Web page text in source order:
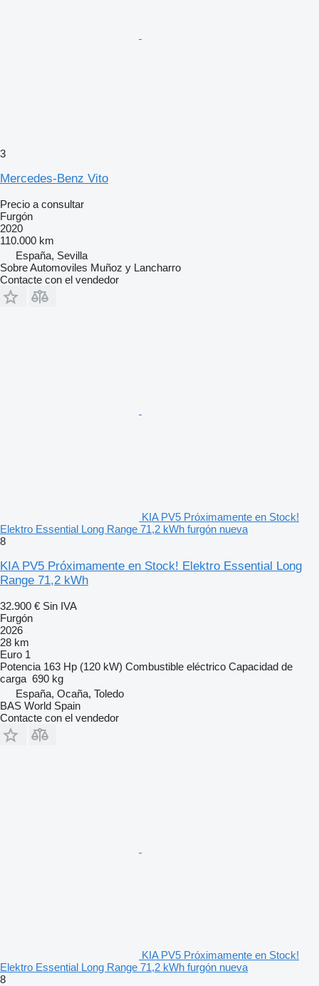
3
Mercedes-Benz Vito
Precio a consultar
Furgón
2020
110.000 km
España, Sevilla
Sobre Automoviles Muñoz y Lancharro
Contacte con el vendedor
KIA PV5 Próximamente en Stock!
Elektro Essential Long Range 71,2 kWh furgón nueva
8
KIA PV5 Próximamente en Stock! Elektro Essential Long
Range 71,2 kWh
32.900 € Sin IVA
Furgón
2026
28 km
Euro 1
Potencia 163 Hp (120 kW) Combustible eléctrico Capacidad de
carga 690 kg
España, Ocaña, Toledo
BAS World Spain
Contacte con el vendedor
KIA PV5 Próximamente en Stock!
Elektro Essential Long Range 71,2 kWh furgón nueva
8